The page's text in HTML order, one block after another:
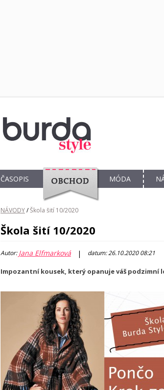
ČASOPIS
OBCHOD
MÓDA
NÁVODY/Škola šití 10/2020
Škola šití 10/2020
Autor:Jana Elfmarková | datum: 26.10.2020 08:21
Impozantní kousek, který opanuje váš podzimní